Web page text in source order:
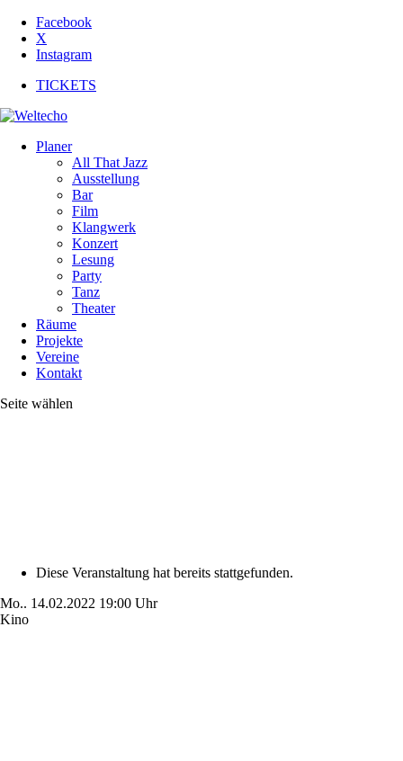
Facebook
X
Instagram
TICKETS
Planer
All That Jazz
Ausstellung
Bar
Film
Klangwerk
Konzert
Lesung
Party
Tanz
Theater
Räume
Projekte
Vereine
Kontakt
Seite wählen
Diese Veranstaltung hat bereits stattgefunden.
Mo.. 14.02.2022 19:00 Uhr
Kino